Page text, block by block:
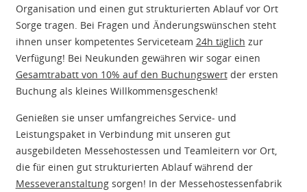
Organisation und einen gut strukturierten Ablauf vor Ort
Sorge tragen. Bei Fragen und Änderungswünschen steht
ihnen unser kompetentes Serviceteam 24h täglich zur
Verfügung! Bei Neukunden gewähren wir sogar einen
Gesamtrabatt von 10% auf den Buchungswertder ersten
Buchung als kleines Willkommensgeschenk!
Genießen sie unser umfangreiches Service- und
Leistungspaket in Verbindung mit unseren gut
ausgebildeten Messehostessen und Teamleitern vor Ort,
die für einen gut strukturierten Ablauf während der
Messeveranstaltungsorgen! In der Messehostessenfabrik